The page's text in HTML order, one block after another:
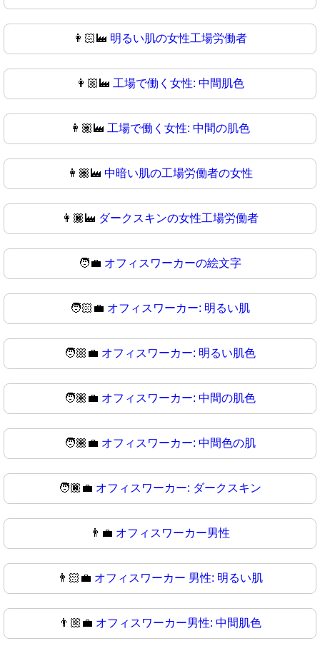
👩🏻‍🏭 明るい肌の女性工場労働者
👩🏼‍🏭 工場で働く女性: 中間肌色
👩🏽‍🏭 工場で働く女性: 中間の肌色
👩🏾‍🏭 中暗い肌の工場労働者の女性
👩🏿‍🏭 ダークスキンの女性工場労働者
🧑‍💼 オフィスワーカーの絵文字
🧑🏻‍💼 オフィスワーカー: 明るい肌
🧑🏼‍💼 オフィスワーカー: 明るい肌色
🧑🏽‍💼 オフィスワーカー: 中間の肌色
🧑🏾‍💼 オフィスワーカー: 中間色の肌
🧑🏿‍💼 オフィスワーカー: ダークスキン
👨‍💼 オフィスワーカー男性
👨🏻‍💼 オフィスワーカー 男性: 明るい肌
👨🏼‍💼 オフィスワーカー男性: 中間肌色